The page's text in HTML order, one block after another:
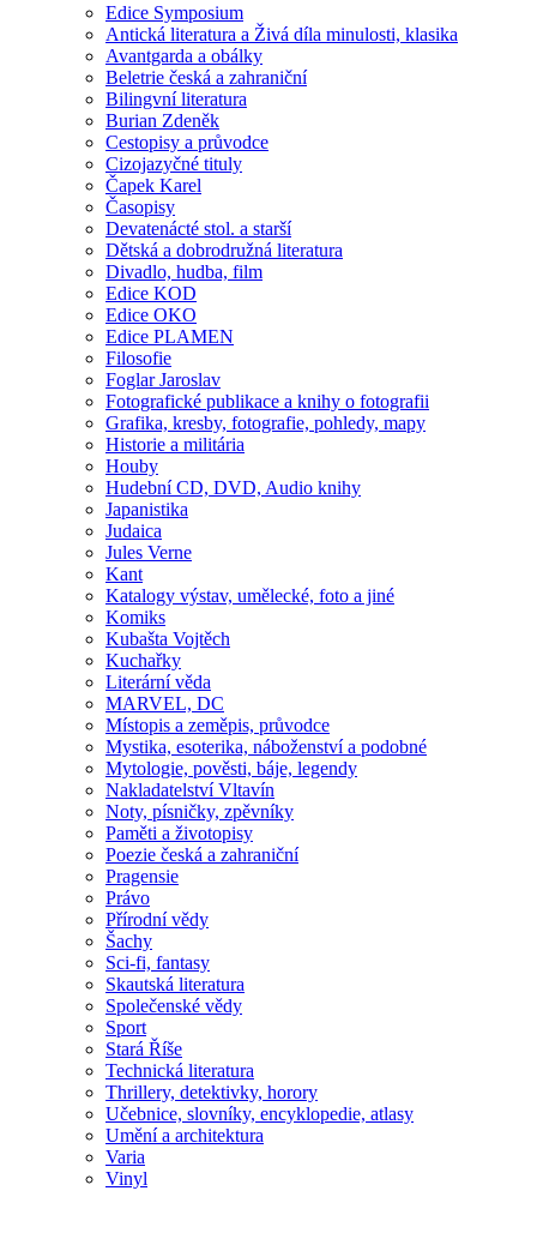
Edice Symposium
Antická literatura a Živá díla minulosti, klasika
Avantgarda a obálky
Beletrie česká a zahraniční
Bilingvní literatura
Burian Zdeněk
Cestopisy a průvodce
Cizojazyčné tituly
Čapek Karel
Časopisy
Devatenácté stol. a starší
Dětská a dobrodružná literatura
Divadlo, hudba, film
Edice KOD
Edice OKO
Edice PLAMEN
Filosofie
Foglar Jaroslav
Fotografické publikace a knihy o fotografii
Grafika, kresby, fotografie, pohledy, mapy
Historie a militária
Houby
Hudební CD, DVD, Audio knihy
Japanistika
Judaica
Jules Verne
Kant
Katalogy výstav, umělecké, foto a jiné
Komiks
Kubašta Vojtěch
Kuchařky
Literární věda
MARVEL, DC
Místopis a zeměpis, průvodce
Mystika, esoterika, náboženství a podobné
Mytologie, pověsti, báje, legendy
Nakladatelství Vltavín
Noty, písničky, zpěvníky
Paměti a životopisy
Poezie česká a zahraniční
Pragensie
Právo
Přírodní vědy
Šachy
Sci-fi, fantasy
Skautská literatura
Společenské vědy
Sport
Stará Říše
Technická literatura
Thrillery, detektivky, horory
Učebnice, slovníky, encyklopedie, atlasy
Umění a architektura
Varia
Vinyl